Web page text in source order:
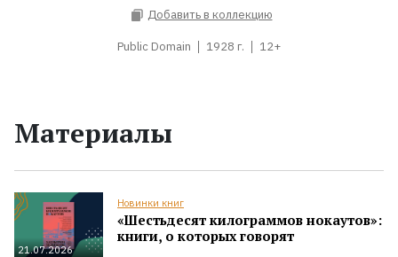
Добавить в коллекцию
Public Domain 1928 г. 12+
Материалы
21.07.2026
Новинки книг
«Шестьдесят килограммов нокаутов»:
книги, о которых говорят